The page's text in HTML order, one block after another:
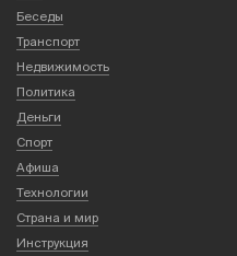
Беседы
Транспорт
Недвижимость
Политика
Деньги
Спорт
Афиша
Технологии
Страна и мир
Инструкция